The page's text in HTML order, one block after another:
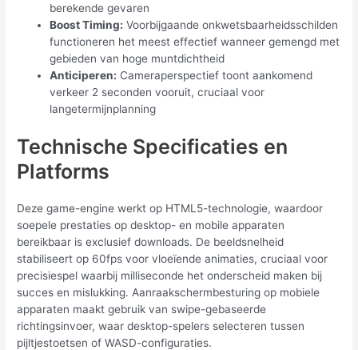
berekende gevaren
Boost Timing: Voorbijgaande onkwetsbaarheidsschilden
functioneren het meest effectief wanneer gemengd met
gebieden van hoge muntdichtheid
Anticiperen: Cameraperspectief toont aankomend
verkeer 2 seconden vooruit, cruciaal voor
langetermijnplanning
Technische Specificaties en
Platforms
Deze game-engine werkt op HTML5-technologie, waardoor
soepele prestaties op desktop- en mobile apparaten
bereikbaar is exclusief downloads. De beeldsnelheid
stabiliseert op 60fps voor vloeïende animaties, cruciaal voor
precisiespel waarbij milliseconde het onderscheid maken bij
succes en mislukking. Aanraakschermbesturing op mobiele
apparaten maakt gebruik van swipe-gebaseerde
richtingsinvoer, waar desktop-spelers selecteren tussen
pijltjestoetsen of WASD-configuraties.